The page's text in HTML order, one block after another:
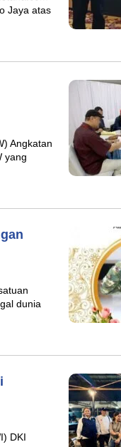
Jaya atas
Angkatan
yang
dunia
DKI